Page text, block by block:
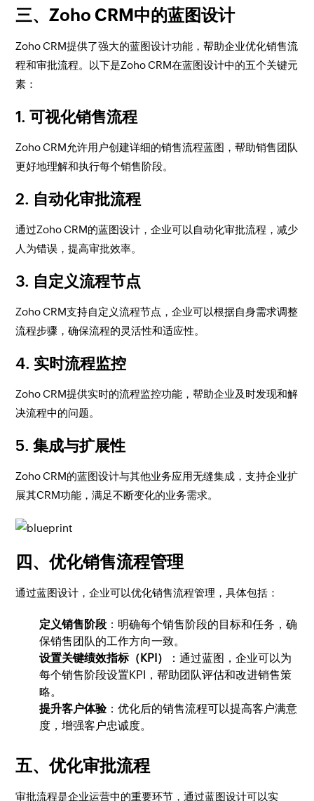
三、Zoho CRM中的蓝图设计
Zoho CRM提供了强大的蓝图设计功能，帮助企业优化销售流
程和审批流程。以下是Zoho CRM在蓝图设计中的五个关键元
素：
1. 可视化销售流程
Zoho CRM允许用户创建详细的销售流程蓝图，帮助销售团队
更好地理解和执行每个销售阶段。
2. 自动化审批流程
通过Zoho CRM的蓝图设计，企业可以自动化审批流程，减少
人为错误，提高审批效率。
3. 自定义流程节点
Zoho CRM支持自定义流程节点，企业可以根据自身需求调整
流程步骤，确保流程的灵活性和适应性。
4. 实时流程监控
Zoho CRM提供实时的流程监控功能，帮助企业及时发现和解
决流程中的问题。
5. 集成与扩展性
Zoho CRM的蓝图设计与其他业务应用无缝集成，支持企业扩
展其CRM功能，满足不断变化的业务需求。
四、优化销售流程管理
通过蓝图设计，企业可以优化销售流程管理，具体包括：
定义销售阶段 ：明确每个销售阶段的目标和任务，确
保销售团队的工作方向一致。
设置关键绩效指标（KPI）
：通过蓝图，企业可以为
每个销售阶段设置KPI，帮助团队评估和改进销售策
略。
提升客户体验：优化后的销售流程可以提高客户满意
度，增强客户忠诚度。
五、优化审批流程
审批流程是企业运营中的重要环节，通过蓝图设计可以实